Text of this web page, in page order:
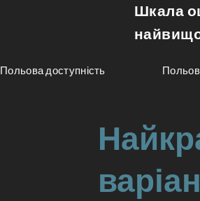
Шкала
Польова доступність